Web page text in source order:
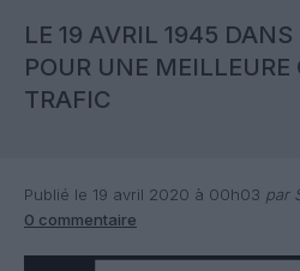
LE 19 AVRIL 1945 DANS
POUR UNE MEILLEURE
TRAFIC
Publié le 19 avril 2020 à 00h03 par
0 commentaire